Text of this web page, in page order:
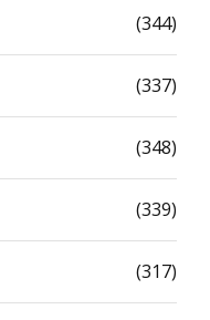
(344)
(337)
(348)
(339)
(317)